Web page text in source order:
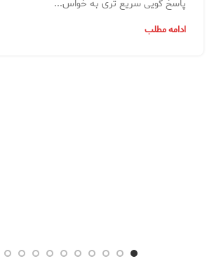
پاسخ گویی سریع تری به خواس...
ادامه مطلب